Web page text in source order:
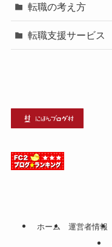
転職の考え方
転職支援サービス
ホーム 運営者情報